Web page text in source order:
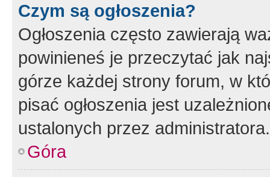
Czym są ogłoszenia?
Ogłoszenia często zawierają
powinieneś je przeczytać jak
górze każdej strony forum, w
pisać ogłoszenia jest
ustalonych przez administratora.
Góra